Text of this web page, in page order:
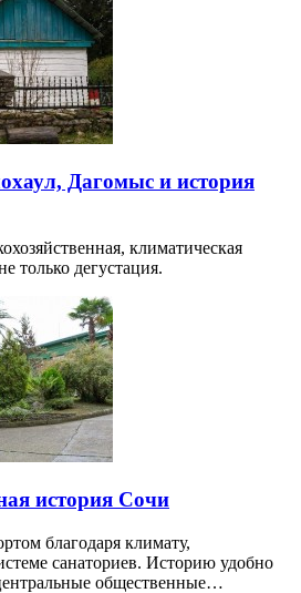
Дагомыс и история
климатическая
только дегустация.
история Сочи
благодаря климату,
санаториев. Историю удобно
общественные…